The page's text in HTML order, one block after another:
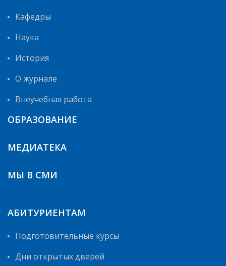
Кафедры
Наука
История
О журнале
Внеучебная работа
ОБРАЗОВАНИЕ
МЕДИАТЕКА
МЫ В СМИ
АБИТУРИЕНТАМ
Подготовительные курсы
Дни открытых дверей